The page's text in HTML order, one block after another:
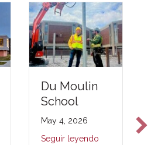
Du Moulin
School
May 4, 2026
Seguir leyendo